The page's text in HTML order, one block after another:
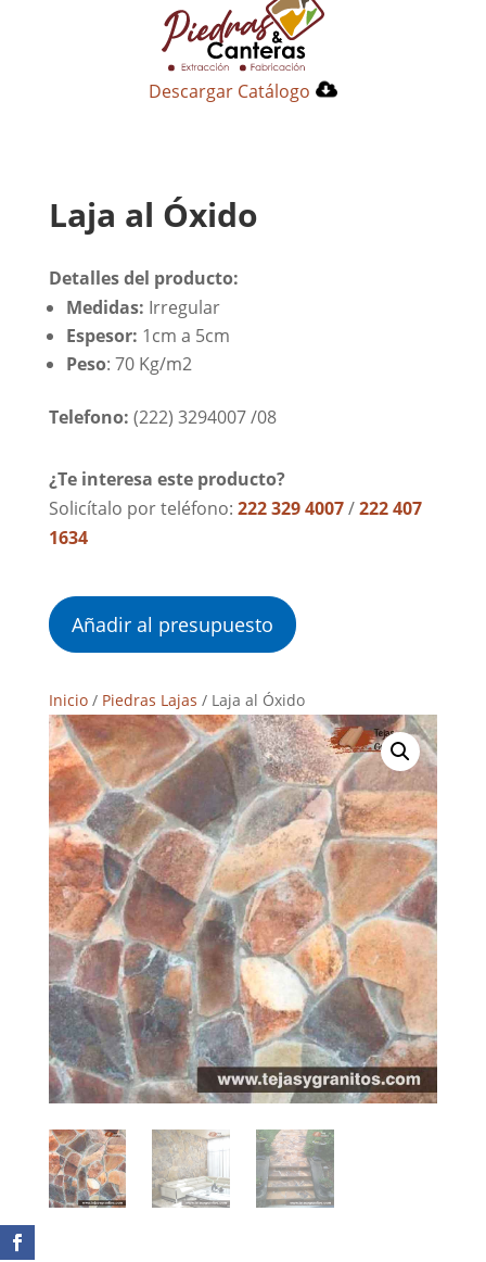
Descargar Catálogo
Laja al Óxido
Detalles del producto:
Medidas: Irregular
Espesor: 1cm a 5cm
Peso: 70 Kg/m2
Telefono: (222) 3294007 /08
¿Te interesa este producto?
Solicítalo por teléfono: 222 329 4007/222 407
1634
Añadir al presupuesto
Inicio/ Piedras Lajas / Laja al Óxido